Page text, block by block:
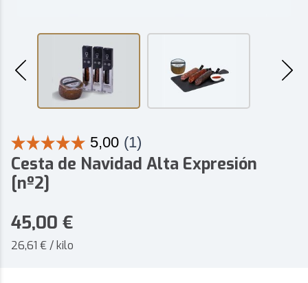
Cesta de Navidad Alta Expresión
[nº2]
45,00 €
26,61 € / kilo